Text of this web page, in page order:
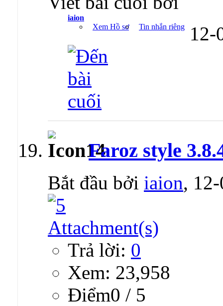
iaion
Xem Hồ sơ
Tin nhắn riêng
Faroz style
Bắt đầu bởi iaion,
Trả lời: 0
Xem: 23,958
Ðiểm0 / 5